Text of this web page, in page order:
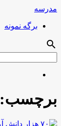
مدرسه
برگه نمونه
search
برچسب: